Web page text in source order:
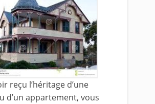
reçu l’héritage d’une
d’un appartement, vous